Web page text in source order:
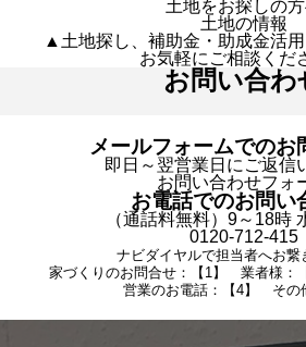
土地をお探しの
土地の情報
▲土地探し、補助金・助成金活
お気軽にご相談くだ
お問い合わ
メールフォームでのお
即日～翌営業日にご返信
お問い合わせフォ
お電話でのお問い
（通話料無料）9～18時
0120-712-415
ナビダイヤルで担当者へお繋
家づくりのお問合せ：【1】 業者様：
営業のお電話：【4】 その